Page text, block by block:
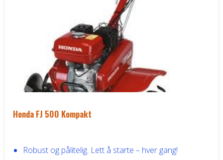
Honda FJ 500 Kompakt
Robust og pålitelig. Lett å starte – hver gang!